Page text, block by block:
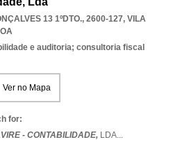
13 1ºDTO., 2600-127, VILA
e auditoria; consultoria fiscal
Ver no Mapa
for:
VIRE - CONTABILIDADE, LDA...